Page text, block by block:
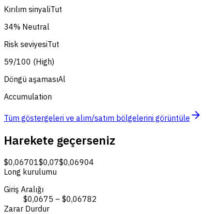
Kırılım sinyaliTut
34% Neutral
Risk seviyesiTut
59/100 (High)
Döngü aşamasıAl
Accumulation
Tüm göstergeleri ve alım/satım bölgelerini görüntüle
Harekete geçerseniz
$0,06701$0,07$0,06904
Long kurulumu
Giriş Aralığı
$0,0675 – $0,06782
Zarar Durdur